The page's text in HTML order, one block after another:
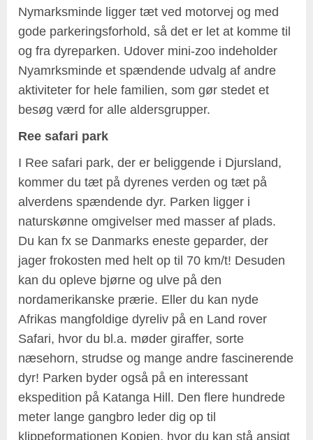
Nymarksminde ligger tæt ved motorvej og med
gode parkeringsforhold, så det er let at komme til
og fra dyreparken. Udover mini-zoo indeholder
Nyamrksminde et spændende udvalg af andre
aktiviteter for hele familien, som gør stedet et
besøg værd for alle aldersgrupper.
Ree safari park
I Ree safari park, der er beliggende i Djursland,
kommer du tæt på dyrenes verden og tæt på
alverdens spændende dyr. Parken ligger i
naturskønne omgivelser med masser af plads.
Du kan fx se Danmarks eneste geparder, der
jager frokosten med helt op til 70 km/t! Desuden
kan du opleve bjørne og ulve på den
nordamerikanske prærie. Eller du kan nyde
Afrikas mangfoldige dyreliv på en Land rover
Safari, hvor du bl.a. møder giraffer, sorte
næsehorn, strudse og mange andre fascinerende
dyr! Parken byder også på en interessant
ekspedition på Katanga Hill. Den flere hundrede
meter lange gangbro leder dig op til
klippeformationen Kopjen, hvor du kan stå ansigt